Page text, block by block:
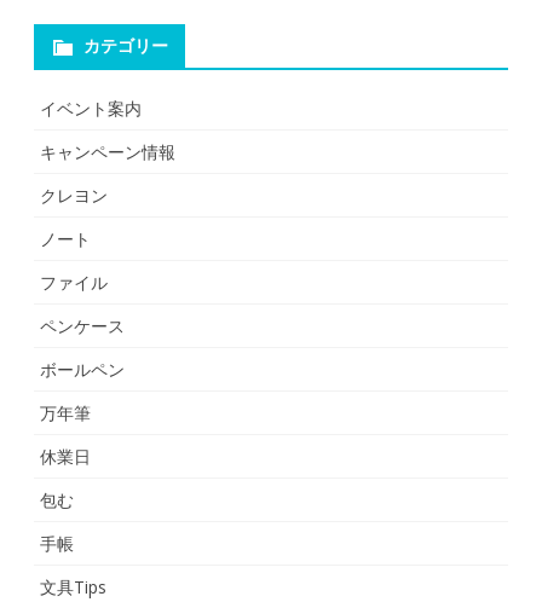
カテゴリー
イベント案内
キャンペーン情報
クレヨン
ノート
ファイル
ペンケース
ボールペン
万年筆
休業日
包む
手帳
文具Tips